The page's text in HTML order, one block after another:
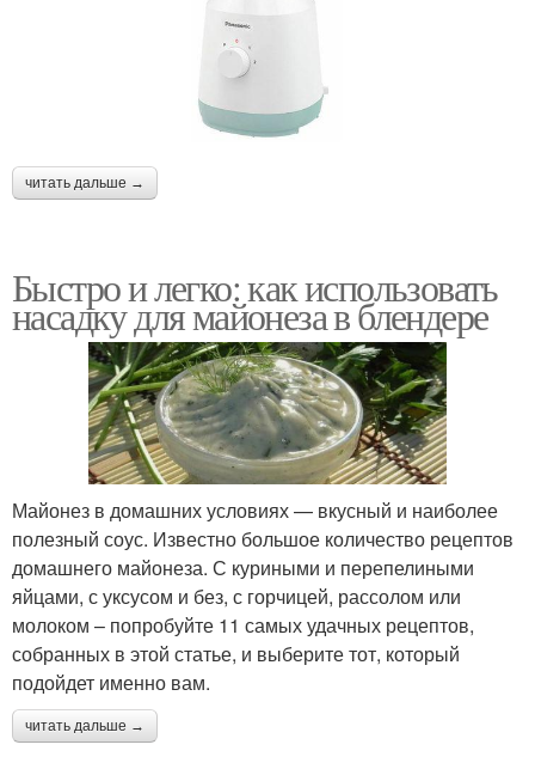
читать дальше →
Быстро и легко: как использовать
насадку для майонеза в блендере
Майонез в домашних условиях — вкусный и наиболее
полезный соус. Известно большое количество рецептов
домашнего майонеза. С куриными и перепелиными
яйцами, с уксусом и без, с горчицей, рассолом или
молоком – попробуйте 11 самых удачных рецептов,
собранных в этой статье, и выберите тот, который
подойдет именно вам.
читать дальше →